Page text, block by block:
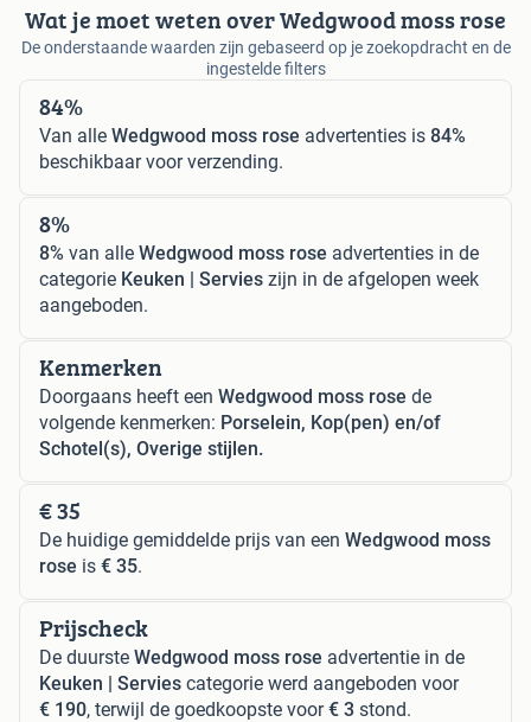
Wat je moet weten over Wedgwood moss rose
De onderstaande waarden zijn gebaseerd op je zoekopdracht en de
ingestelde filters
84%
Van alle Wedgwood moss rose advertenties is 84%
beschikbaar voor verzending.
8%
8% van alle Wedgwood moss rose advertenties in de
categorie Keuken | Servies zijn in de afgelopen week
aangeboden.
Kenmerken
Doorgaans heeft een Wedgwood moss rose de
volgende kenmerken: Porselein, Kop(pen) en/of
Schotel(s), Overige stijlen.
€ 35
De huidige gemiddelde prijs van een Wedgwood moss
rose is € 35.
Prijscheck
De duurste Wedgwood moss rose advertentie in de
Keuken | Servies categorie werd aangeboden voor
€ 190, terwijl de goedkoopste voor€ 3 stond.